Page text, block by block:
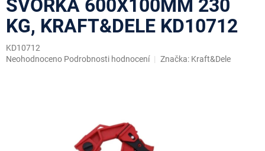
SVORKA 600X100MM 230
KG, KRAFT&DELE KD10712
KD10712
Průměrné
Neohodnoceno Podrobnosti hodnocení Značka: Kraft&Dele